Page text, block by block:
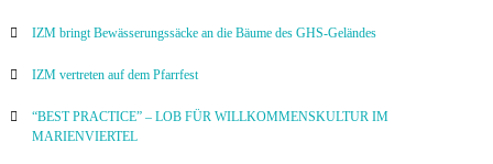
IZM bringt Bewässerungssäcke an die Bäume des GHS-Geländes
IZM vertreten auf dem Pfarrfest
“BEST PRACTICE” – LOB FÜR WILLKOMMENSKULTUR IM
MARIENVIERTEL